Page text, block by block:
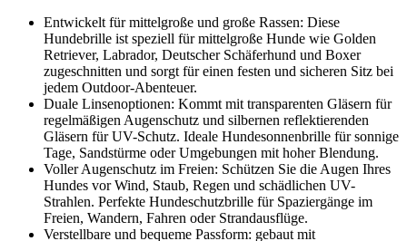
Entwickelt für mittelgroße und große Rassen: Diese
Hundebrille ist speziell für mittelgroße Hunde wie Golden
Retriever, Labrador, Deutscher Schäferhund und Boxer
zugeschnitten und sorgt für einen festen und sicheren Sitz bei
jedem Outdoor-Abenteuer.
Duale Linsenoptionen: Kommt mit transparenten Gläsern für
regelmäßigen Augenschutz und silbernen reflektierenden
Gläsern für UV-Schutz. Ideale Hundesonnenbrille für sonnige
Tage, Sandstürme oder Umgebungen mit hoher Blendung.
Voller Augenschutz im Freien: Schützen Sie die Augen Ihres
Hundes vor Wind, Staub, Regen und schädlichen UV-
Strahlen. Perfekte Hundeschutzbrille für Spaziergänge im
Freien, Wandern, Fahren oder Strandausflüge.
Verstellbare und bequeme Passform: gebaut mit